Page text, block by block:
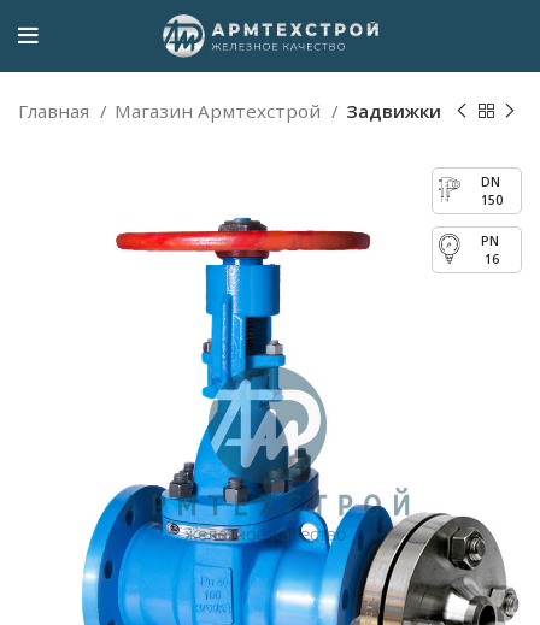
Главная Магазин Армтехстрой Задвижки
150
16